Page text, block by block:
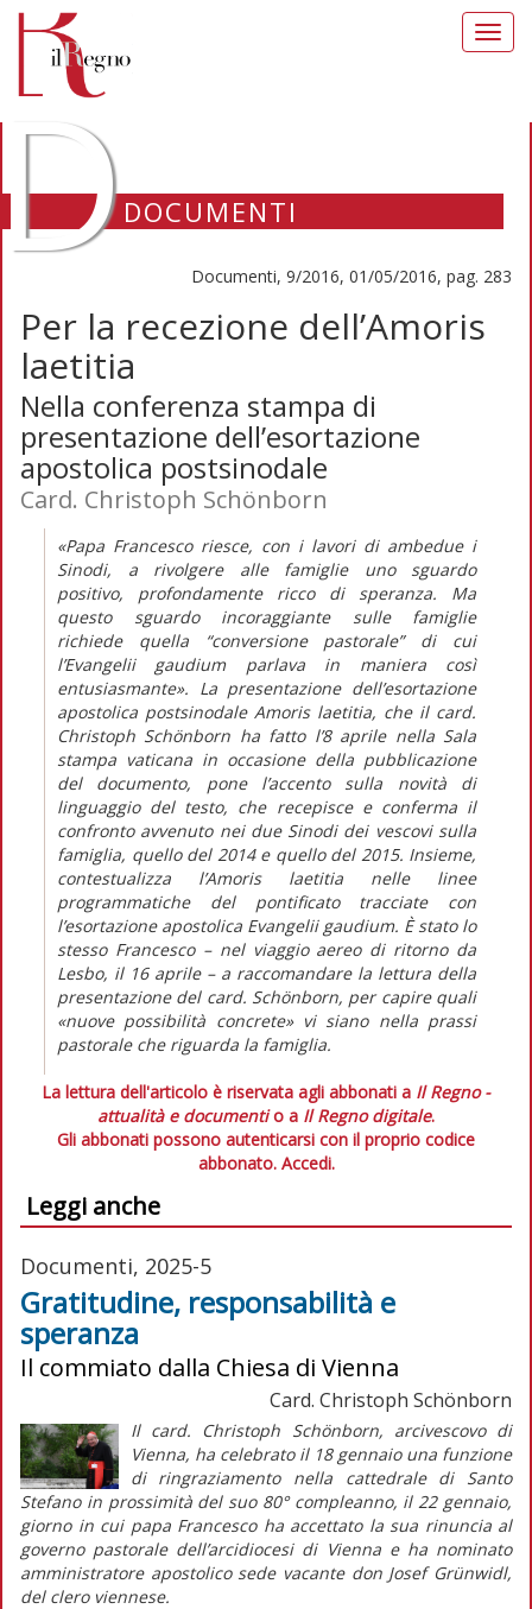
DOCUMENTI
Documenti, 9/2016, 01/05/2016, pag. 283
Per la recezione dell’Amoris
laetitia
Nella conferenza stampa di
presentazione dell’esortazione
apostolica postsinodale
Card. Christoph Schönborn
«Papa Francesco riesce, con i lavori di ambedue i
Sinodi, a rivolgere alle famiglie uno sguardo
positivo, profondamente ricco di speranza. Ma
questo sguardo incoraggiante sulle famiglie
richiede quella “conversione pastorale” di cui
l’Evangelii gaudium parlava in maniera così
entusiasmante». La presentazione dell’esortazione
apostolica postsinodale Amoris laetitia, che il card.
Christoph Schönborn ha fatto l’8 aprile nella Sala
stampa vaticana in occasione della pubblicazione
del documento, pone l’accento sulla novità di
linguaggio del testo, che recepisce e conferma il
confronto avvenuto nei due Sinodi dei vescovi sulla
famiglia, quello del 2014 e quello del 2015. Insieme,
contestualizza l’Amoris laetitia nelle linee
programmatiche del pontificato tracciate con
l’esortazione apostolica Evangelii gaudium. È stato lo
stesso Francesco – nel viaggio aereo di ritorno da
Lesbo, il 16 aprile – a raccomandare la lettura della
presentazione del card. Schönborn, per capire quali
«nuove possibilità concrete» vi siano nella prassi
pastorale che riguarda la famiglia.
La lettura dell'articolo è riservata agli abbonati a Il Regno -
attualità e documentio a Il Regno digitale.
Gli abbonati possono autenticarsi con il proprio codice
abbonato. Accedi.
Leggi anche
Documenti, 2025-5
Gratitudine, responsabilità e
speranza
Il commiato dalla Chiesa di Vienna
Card. Christoph Schönborn
Il card. Christoph Schönborn, arcivescovo di
Vienna, ha celebrato il 18 gennaio una funzione
di ringraziamento nella cattedrale di Santo
Stefano in prossimità del suo 80° compleanno, il 22 gennaio,
giorno in cui papa Francesco ha accettato la sua rinuncia al
governo pastorale dell’arcidiocesi di Vienna e ha nominato
amministratore apostolico sede vacante don Josef Grünwidl,
del clero viennese.